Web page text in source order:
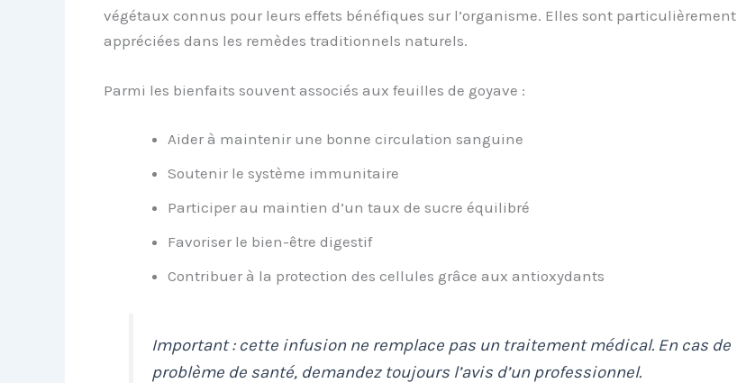
végétaux connus pour leurs effets bénéfiques sur l’organisme. Elles sont particulièrement
appréciées dans les remèdes traditionnels naturels.
Parmi les bienfaits souvent associés aux feuilles de goyave :
Aider à maintenir une bonne circulation sanguine
Soutenir le système immunitaire
Participer au maintien d’un taux de sucre équilibré
Favoriser le bien-être digestif
Contribuer à la protection des cellules grâce aux antioxydants
Important : cette infusion ne remplace pas un traitement médical. En cas de
problème de santé, demandez toujours l’avis d’un professionnel.